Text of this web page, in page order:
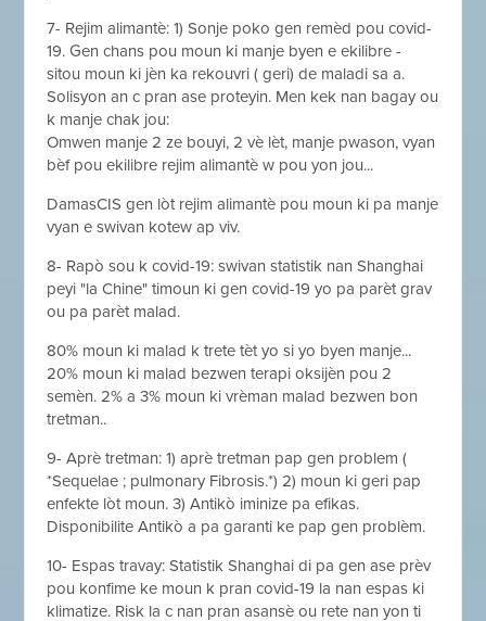
7- Rejim alimantè: 1) Sonje poko gen remèd pou covid-
19. Gen chans pou moun ki manje byen e ekilibre -
sitou moun ki jèn ka rekouvri ( geri) de maladi sa a.
Solisyon an c pran ase proteyin. Men kek nan bagay ou
k manje chak jou:
Omwen manje 2 ze bouyi, 2 vè lèt, manje pwason, vyan
bèf pou ekilibre rejim alimantè w pou yon jou...
DamasCIS gen lòt rejim alimantè pou moun ki pa manje
vyan e swivan kotew ap viv.
8- Rapò sou k covid-19: swivan statistik nan Shanghai
peyi "la Chine" timoun ki gen covid-19 yo pa parèt grav
ou pa parèt malad.
80% moun ki malad k trete tèt yo si yo byen manje...
20% moun ki malad bezwen terapi oksijèn pou 2
semèn. 2% a 3% moun ki vrèman malad bezwen bon
tretman..
9- Aprè tretman: 1) aprè tretman pap gen problem (
*Sequelae ; pulmonary Fibrosis.*) 2) moun ki geri pap
enfekte lòt moun. 3) Antikò iminize pa efikas.
Disponibilite Antikò a pa garanti ke pap gen problèm.
10- Espas travay: Statistik Shanghai di pa gen ase prèv
pou konfime ke moun k pran covid-19 la nan espas ki
klimatize. Risk la c nan pran asansè ou rete nan yon ti